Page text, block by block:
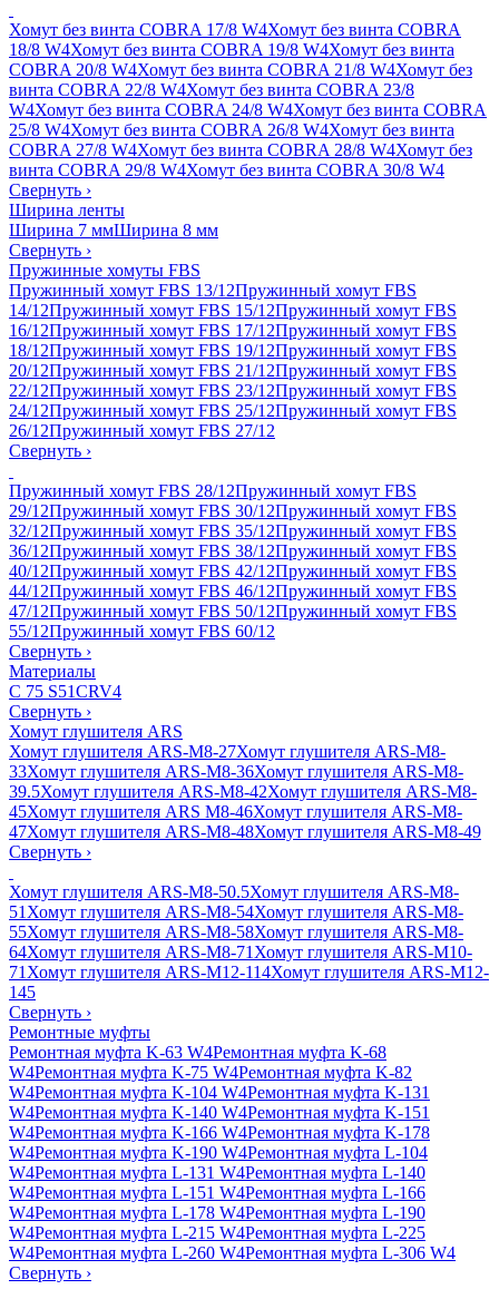
Хомут без винта COBRA 17/8 W4Хомут без винта COBRA
18/8 W4Хомут без винта COBRA 19/8 W4Хомут без винта
COBRA 20/8 W4Хомут без винта COBRA 21/8 W4Хомут без
винта COBRA 22/8 W4Хомут без винта COBRA 23/8
W4Хомут без винта COBRA 24/8 W4Хомут без винта COBRA
25/8 W4Хомут без винта COBRA 26/8 W4Хомут без винта
COBRA 27/8 W4Хомут без винта COBRA 28/8 W4Хомут без
винта COBRA 29/8 W4Хомут без винта COBRA 30/8 W4
Свернуть ›
Ширина ленты
Ширина 7 ммШирина 8 мм
Свернуть ›
Пружинные хомуты FBS
Пружинный хомут FBS 13/12Пружинный хомут FBS
14/12Пружинный хомут FBS 15/12Пружинный хомут FBS
16/12Пружинный хомут FBS 17/12Пружинный хомут FBS
18/12Пружинный хомут FBS 19/12Пружинный хомут FBS
20/12Пружинный хомут FBS 21/12Пружинный хомут FBS
22/12Пружинный хомут FBS 23/12Пружинный хомут FBS
24/12Пружинный хомут FBS 25/12Пружинный хомут FBS
26/12Пружинный хомут FBS 27/12
Свернуть ›
Пружинный хомут FBS 28/12Пружинный хомут FBS
29/12Пружинный хомут FBS 30/12Пружинный хомут FBS
32/12Пружинный хомут FBS 35/12Пружинный хомут FBS
36/12Пружинный хомут FBS 38/12Пружинный хомут FBS
40/12Пружинный хомут FBS 42/12Пружинный хомут FBS
44/12Пружинный хомут FBS 46/12Пружинный хомут FBS
47/12Пружинный хомут FBS 50/12Пружинный хомут FBS
55/12Пружинный хомут FBS 60/12
Свернуть ›
Материалы
C 75 S51CRV4
Свернуть ›
Хомут глушителя ARS
Хомут глушителя ARS-M8-27Хомут глушителя ARS-M8-
33Хомут глушителя ARS-M8-36Хомут глушителя ARS-M8-
39.5Хомут глушителя ARS-M8-42Хомут глушителя ARS-M8-
45Хомут глушителя ARS M8-46Хомут глушителя ARS-M8-
47Хомут глушителя ARS-M8-48Хомут глушителя ARS-M8-49
Свернуть ›
Хомут глушителя ARS-M8-50.5Хомут глушителя ARS-M8-
51 Хомут глушителя ARS-M8-54Хомут глушителя ARS-M8-
55Хомут глушителя ARS-M8-58Хомут глушителя ARS-M8-
64Хомут глушителя ARS-M8-71 Хомут глушителя ARS-M10-
71 Хомут глушителя ARS-M12-114Хомут глушителя ARS-M12-
145
Свернуть ›
Ремонтные муфты
Ремонтная муфта K-63 W4Ремонтная муфта K-68
W4Ремонтная муфта K-75 W4Ремонтная муфта K-82
W4Ремонтная муфта K-104 W4Ремонтная муфта K-131
W4Ремонтная муфта K-140 W4Ремонтная муфта K-151
W4Ремонтная муфта K-166 W4Ремонтная муфта K-178
W4Ремонтная муфта K-190 W4Ремонтная муфта L-104
W4Ремонтная муфта L-131 W4Ремонтная муфта L-140
W4Ремонтная муфта L-151 W4Ремонтная муфта L-166
W4Ремонтная муфта L-178 W4Ремонтная муфта L-190
W4Ремонтная муфта L-215 W4Ремонтная муфта L-225
W4Ремонтная муфта L-260 W4Ремонтная муфта L-306 W4
Свернуть ›